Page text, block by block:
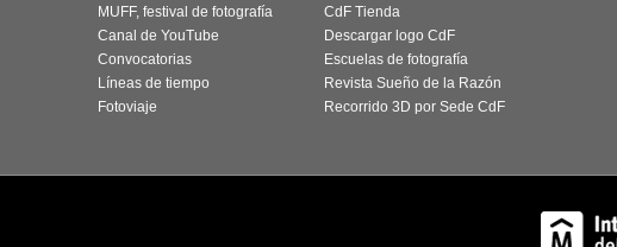
MUFF, festival de fotografía
Canal de YouTube
Convocatorias
Líneas de tiempo
Fotoviaje
CdF Tienda
Descargar logo CdF
Escuelas de fotografía
Revista Sueño de la Razón
Recorrido 3D por Sede CdF